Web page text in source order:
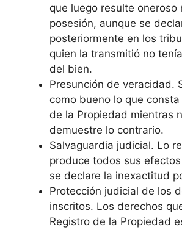
que luego resulte oneroso
posesión, aunque se
posteriormente en los
quien la transmitió no
del bien.
Presunción de veracidad.
como bueno lo que
de la Propiedad mientras
demuestre lo contrario.
Salvaguardia judicial. Lo
produce todos sus
se declare la inexactitud
Protección judicial de los
inscritos. Los derechos
Registro de la Propiedad